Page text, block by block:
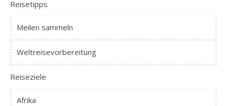
Reisetipps
Meilen sammeln
Weltreisevorbereitung
Reiseziele
Afrika